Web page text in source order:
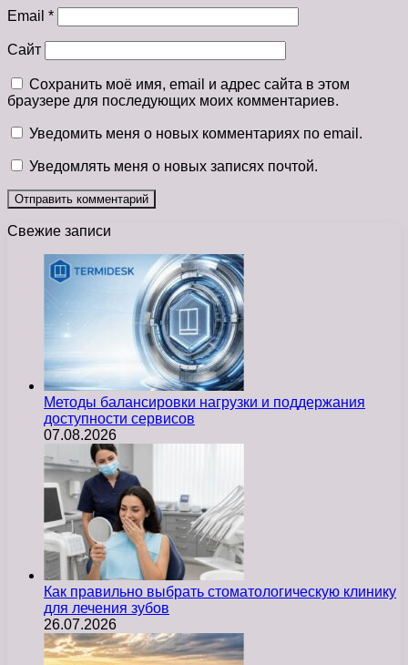
Email *
Сайт
Сохранить моё имя, email и адрес сайта в этом
браузере для последующих моих комментариев.
Уведомить меня о новых комментариях по email.
Уведомлять меня о новых записях почтой.
Свежие записи
Методы балансировки нагрузки и поддержания
доступности сервисов
07.08.2026
Как правильно выбрать стоматологическую клинику
для лечения зубов
26.07.2026